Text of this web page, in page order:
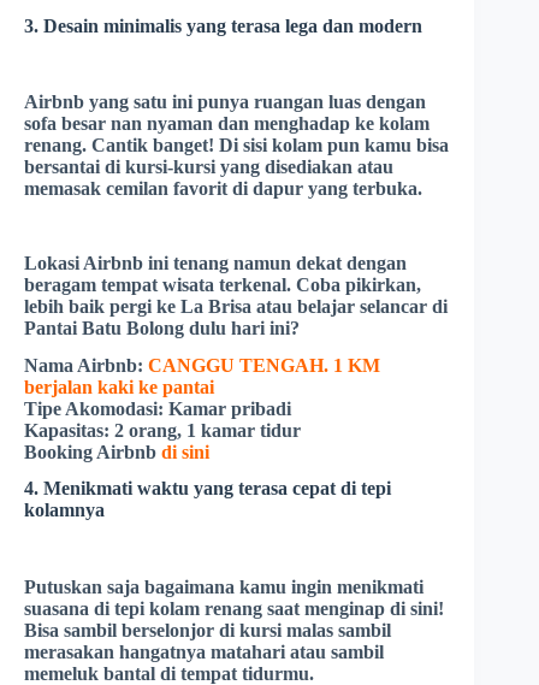
3. Desain minimalis yang terasa lega dan modern
Airbnb yang satu ini punya ruangan luas dengan
sofa besar nan nyaman dan menghadap ke kolam
renang. Cantik banget! Di sisi kolam pun kamu bisa
bersantai di kursi-kursi yang disediakan atau
memasak cemilan favorit di dapur yang terbuka.
Lokasi Airbnb ini tenang namun dekat dengan
beragam tempat wisata terkenal. Coba pikirkan,
lebih baik pergi ke La Brisa atau belajar selancar di
Pantai Batu Bolong dulu hari ini?
Nama Airbnb: CANGGU TENGAH. 1 KM
berjalan kaki ke pantai
Tipe Akomodasi: Kamar pribadi
Kapasitas: 2 orang, 1 kamar tidur
Booking Airbnb di sini
4. Menikmati waktu yang terasa cepat di tepi
kolamnya
Putuskan saja bagaimana kamu ingin menikmati
suasana di tepi kolam renang saat menginap di sini!
Bisa sambil berselonjor di kursi malas sambil
merasakan hangatnya matahari atau sambil
memeluk bantal di tempat tidurmu.